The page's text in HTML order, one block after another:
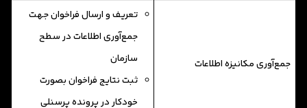
جمع‌آوری مکانیزه اطلاعات
تعریف و ارسال فراخوان جهت
جمع‌آوری اطلاعات در سطح
سازمان
ثبت نتایج فراخوان بصورت
خودکار در پرونده پرسنلی